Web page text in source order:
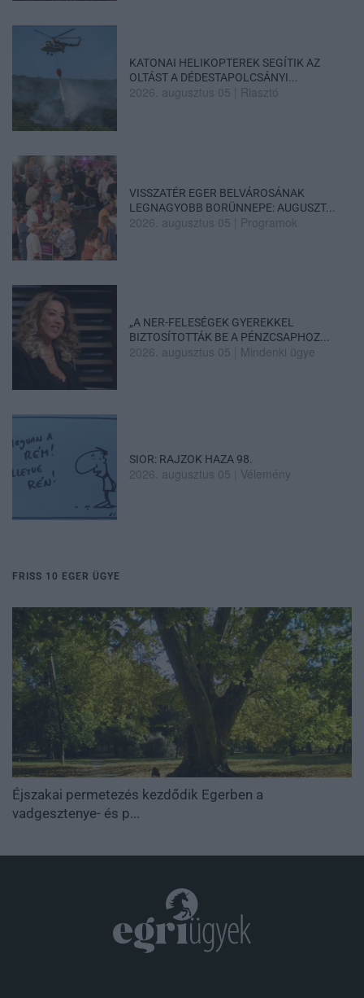
KATONAI HELIKOPTEREK SEGÍTIK AZ
OLTÁST A DÉDESTAPOLCSÁNYI...
2026. augusztus 05 Riasztó
VISSZATÉR EGER BELVÁROSÁNAK
LEGNAGYOBB BORÜNNEPE: AUGUSZT...
2026. augusztus 05 Programok
„A NER-FELESÉGEK GYEREKKEL
BIZTOSÍTOTTÁK BE A PÉNZCSAPHOZ...
2026. augusztus 05 Mindenki ügye
SIOR: RAJZOK HAZA 98.
2026. augusztus 05 Vélemény
FRISS 10 EGER ÜGYE
Éjszakai permetezés kezdődik Egerben a
vadgesztenye- és p...